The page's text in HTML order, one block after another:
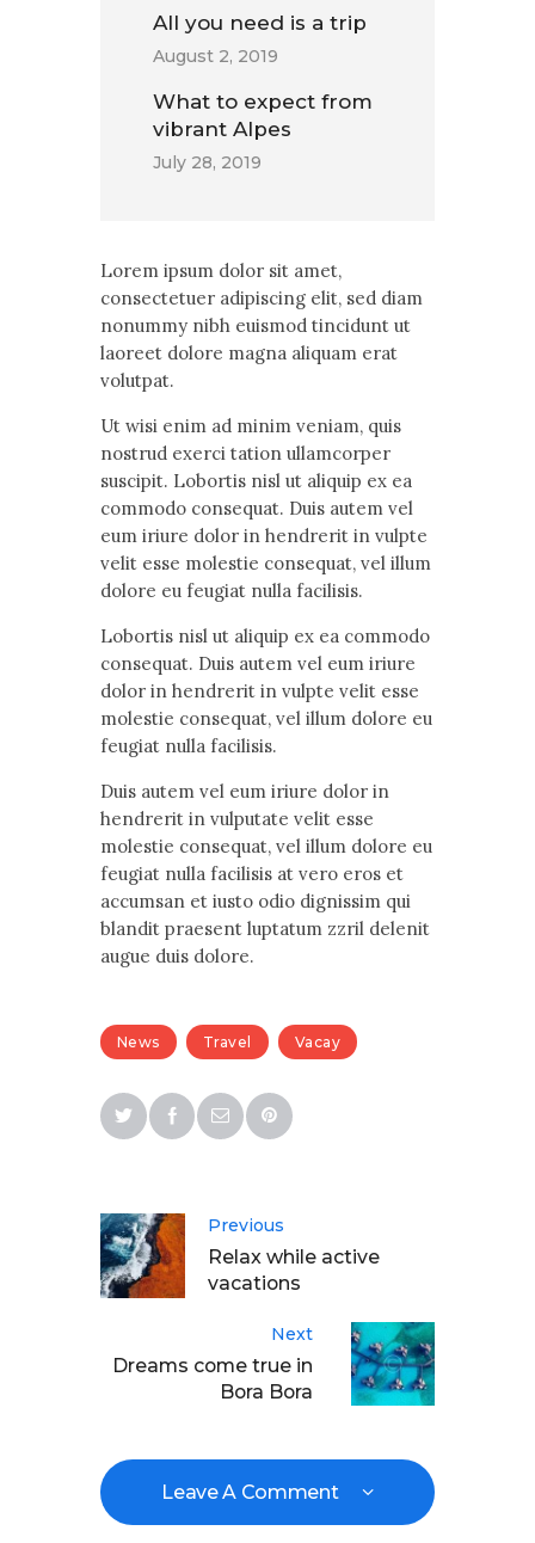
All you need is a trip
August 2, 2019
What to expect from
vibrant Alpes
July 28, 2019
Lorem ipsum dolor sit amet,
consectetuer adipiscing elit, sed diam
nonummy nibh euismod tincidunt ut
laoreet dolore magna aliquam erat
volutpat.
Ut wisi enim ad minim veniam, quis
nostrud exerci tation ullamcorper
suscipit. Lobortis nisl ut aliquip ex ea
commodo consequat. Duis autem vel
eum iriure dolor in hendrerit in vulpte
velit esse molestie consequat, vel illum
dolore eu feugiat nulla facilisis.
Lobortis nisl ut aliquip ex ea commodo
consequat. Duis autem vel eum iriure
dolor in hendrerit in vulpte velit esse
molestie consequat, vel illum dolore eu
feugiat nulla facilisis.
Duis autem vel eum iriure dolor in
hendrerit in vulputate velit esse
molestie consequat, vel illum dolore eu
feugiat nulla facilisis at vero eros et
accumsan et iusto odio dignissim qui
blandit praesent luptatum zzril delenit
augue duis dolore.
News Travel Vacay
Previous
Relax while active
vacations
Next
Dreams come true in
Bora Bora
Leave A Comment